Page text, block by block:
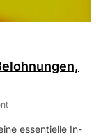
On
Münzen:
essentielle In-